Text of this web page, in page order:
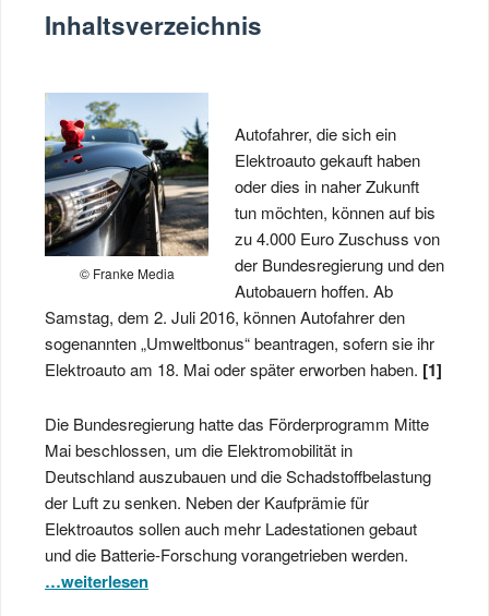
Inhaltsverzeichnis
© Franke Media
Autofahrer, die sich ein
Elektroauto gekauft haben
oder dies in naher Zukunft
tun möchten, können auf bis
zu 4.000 Euro Zuschuss von
der Bundesregierung und den
Autobauern hoffen. Ab
Samstag, dem 2. Juli 2016, können Autofahrer den
sogenannten „Umweltbonus“ beantragen, sofern sie ihr
Elektroauto am 18. Mai oder später erworben haben. [1]
Die Bundesregierung hatte das Förderprogramm Mitte
Mai beschlossen, um die Elektromobilität in
Deutschland auszubauen und die Schadstoffbelastung
der Luft zu senken. Neben der Kaufprämie für
Elektroautos sollen auch mehr Ladestationen gebaut
und die Batterie-Forschung vorangetrieben werden.
…weiterlesen